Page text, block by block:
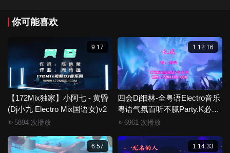
保证高清晰。
3.如果你喜欢 《【172Mix独家】友哥 - 你好毒(Dj旺旺
LakHouse Mix国语男)》，赶快介绍给你的朋友，一起来分享！
4.如果您发现 《【172Mix独家】友哥 - 你好毒(Dj旺旺
LakHouse Mix国语男)》视频存在分类错误，清晰度不够或无法
播放的问题，请点击这里进行 我要纠错， 谢谢！
5.172Mix舞曲视频网禁止发布违规违法的信息，若您发现有相
关违规违法内容，请点击这里进行 举报投诉 ，一旦核实，平台
将严肃处理！！
有。因平台无法一一准确审核资源的真实合法拥有者，如有侵
你可能喜欢
9:17
【172Mix独家】小阿七 - 黄昏
(Dj小九 Electro Mix国语女)v2
5894 次播放
1:12:16
四会Dj细林-全粤语Electro音乐
粤语气氛百听不腻Party.K必备
专辑172Mix串烧
6961 次播放
6:57 1:14:33